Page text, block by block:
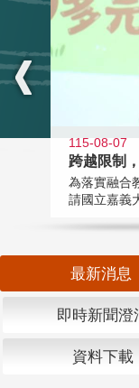
115-08-07
跨越限制
為落實融合
請國立嘉義
最新消息
即時新聞澄
資料下載